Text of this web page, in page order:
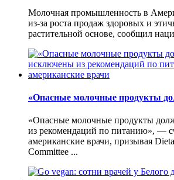
Молочная промышленность в
из-за роста продаж здоровых и
растительной основе, сообщил
«Опасные молочные продукты
«Опасные молочные продукты
из рекомендаций по питанию», —
американские врачи, призывая
Committee ...